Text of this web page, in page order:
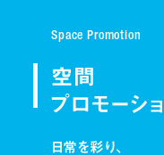
Space Promotion
空間
プロモーシ
日常を彩り、